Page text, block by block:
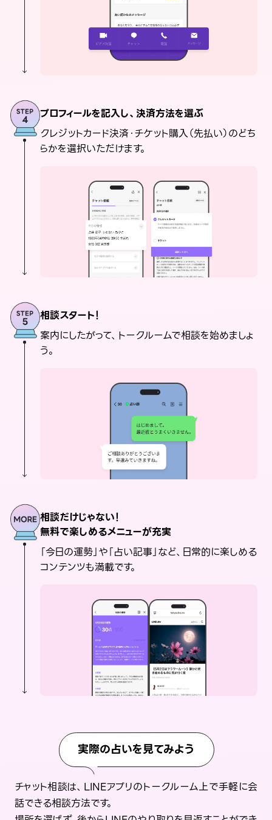
プロフィールを記入し、決済方法を選ぶ
クレジットカード決済・チケット購入（先払い）のどち
らかを選択いただけます。
相談スタート！
案内にしたがって、トークルームで相談を始めましょ
う。
相談だけじゃない！
無料で楽しめるメニューが充実
「今日の運勢」や「占い記事」など、日常的に楽しめる
コンテンツも満載です。
実際の占いを見てみよう
チャット相談は、LINEアプリのトークルーム上で手軽に会
話できる相談方法です。